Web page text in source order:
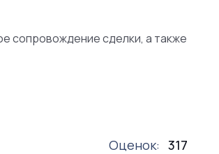
сопровождение сделки, а также
Оценок: 317